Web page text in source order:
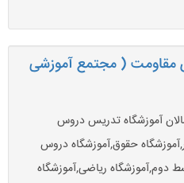
مقاومت ( مجتمع آموزشی
آموزشگاه تدریس دروس
حقوق,آموزشگاه دروس
دوم,آموزشگاه ریاضی,آموزشگاه